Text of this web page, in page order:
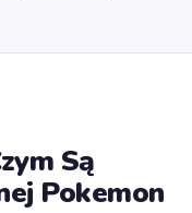
Są
Pokemon